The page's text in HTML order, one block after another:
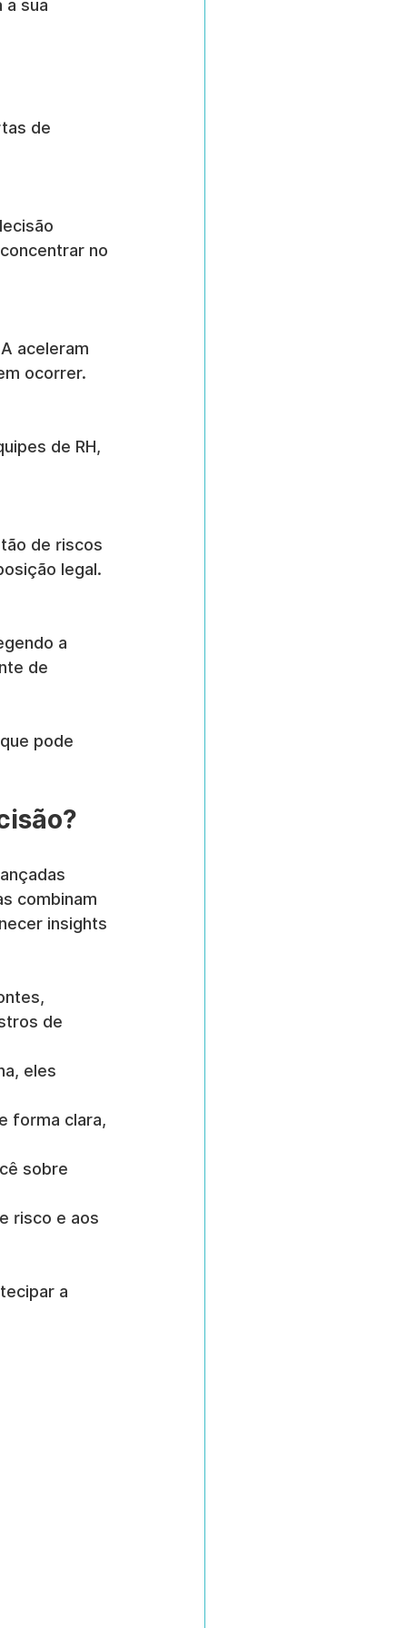
a sua
de
no
aceleram
ocorrer.
de RH,
de riscos
legal.
a
de
pode
combinam
insights
de
eles
forma clara,
sobre
risco e aos
a